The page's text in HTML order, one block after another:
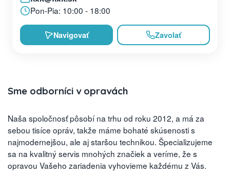
Pon-Pia: 10:00 - 18:00
Navigovať Zavolať
Sme odborníci v opravách
Naša spoločnosť pôsobí na trhu od roku 2012, a má za
sebou tisíce opráv, takže máme bohaté skúsenosti s
najmodernejšou, ale aj staršou technikou. Špecializujeme
sa na kvalitný servis mnohých značiek a veríme, že s
opravou Vašeho zariadenia vyhovieme každému z Vás.